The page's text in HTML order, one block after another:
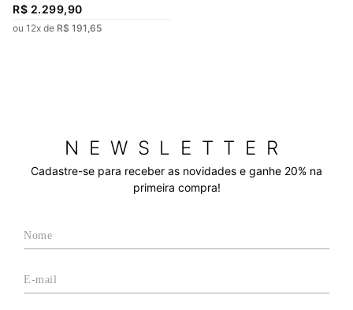
R$ 2.299,90
ou 12x de R$ 191 ,65
NEWSLETTER
Cadastre-se para receber as novidades e ganhe 20% na
primeira compra!